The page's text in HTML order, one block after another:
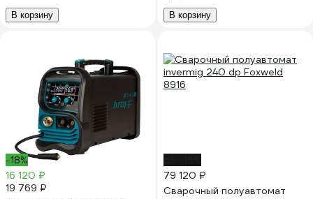
В корзину В корзину
-18%
16 120 ₽
19 769 ₽
79 120 ₽
Сварочный полуавтомат